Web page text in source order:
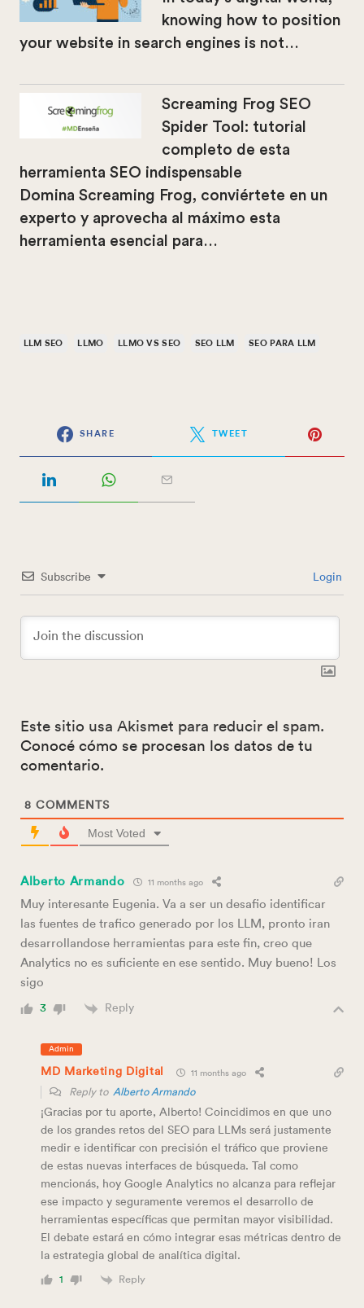
knowing how to position
your website in search engines is not…
Screaming Frog SEO
Spider Tool: tutorial
completo de esta
herramienta SEO indispensable
Domina Screaming Frog, conviértete en un
experto y aprovecha al máximo esta
herramienta esencial para…
LLM SEO LLMO LLMO VS SEO SEO LLM SEO PARA LLM
SHARE TWEET
Subscribe Login
Este sitio usa Akismet para reducir el spam.
Conocé cómo se procesan los datos de tu
comentario.
8 COMMENTS
Most Voted
Alberto Armando 11 months ago
Muy interesante Eugenia. Va a ser un desafio identificar
las fuentes de trafico generado por los LLM, pronto iran
desarrollandose herramientas para este fin, creo que
Analytics no es suficiente en ese sentido. Muy bueno! Los
sigo
3 Reply
Admin
MD Marketing Digital 11 months ago
Reply to Alberto Armando
¡Gracias por tu aporte, Alberto! Coincidimos en que uno
de los grandes retos del SEO para LLMs será justamente
medir e identificar con precisión el tráfico que proviene
de estas nuevas interfaces de búsqueda. Tal como
mencionás, hoy Google Analytics no alcanza para reflejar
ese impacto y seguramente veremos el desarrollo de
herramientas específicas que permitan mayor visibilidad.
El debate estará en cómo integrar esas métricas dentro de
la estrategia global de analítica digital.
1 Reply